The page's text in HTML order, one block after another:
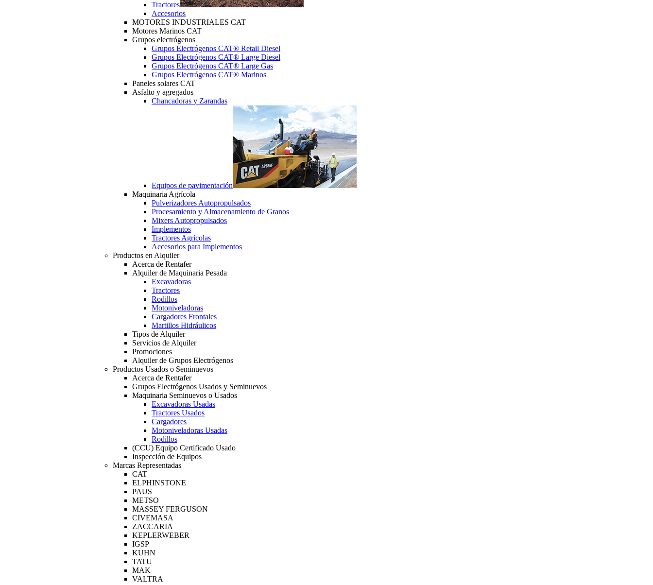
Tractores
Accesorios
MOTORES INDUSTRIALES CAT
Motores Marinos CAT
Grupos electrógenos
Grupos Electrógenos CAT® Retail Diesel
Grupos Electrógenos CAT® Large Diesel
Grupos Electrógenos CAT® Large Gas
Grupos Electrógenos CAT® Marinos
Paneles solares CAT
Asfalto y agregados
Chancadoras y Zarandas
Equipos de pavimentación
Maquinaria Agrícola
Pulverizadores Autopropulsados
Procesamiento y Almacenamiento de Granos
Mixers Autopropulsados
Implementos
Tractores Agrícolas
Accesorios para Implementos
Productos en Alquiler
Acerca de Rentafer
Alquiler de Maquinaria Pesada
Excavadoras
Tractores
Rodillos
Motoniveladoras
Cargadores Frontales
Martillos Hidráulicos
Tipos de Alquiler
Servicios de Alquiler
Promociones
Alquiler de Grupos Electrógenos
Productos Usados o Seminuevos
Acerca de Rentafer
Grupos Electrógenos Usados y Seminuevos
Maquinaria Seminuevos o Usados
Excavadoras Usadas
Tractores Usados
Cargadores
Motoniveladoras Usadas
Rodillos
(CCU) Equipo Certificado Usado
Inspección de Equipos
Marcas Representadas
CAT
ELPHINSTONE
PAUS
METSO
MASSEY FERGUSON
CIVEMASA
ZACCARIA
KEPLERWEBER
IGSP
KUHN
TATU
MAK
VALTRA